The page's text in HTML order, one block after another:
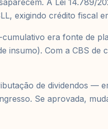
A Lei 14.789/
exigindo crédito fiscal
era fonte de
insumo). Com a CBS de
de dividendos —
Se aprovada,